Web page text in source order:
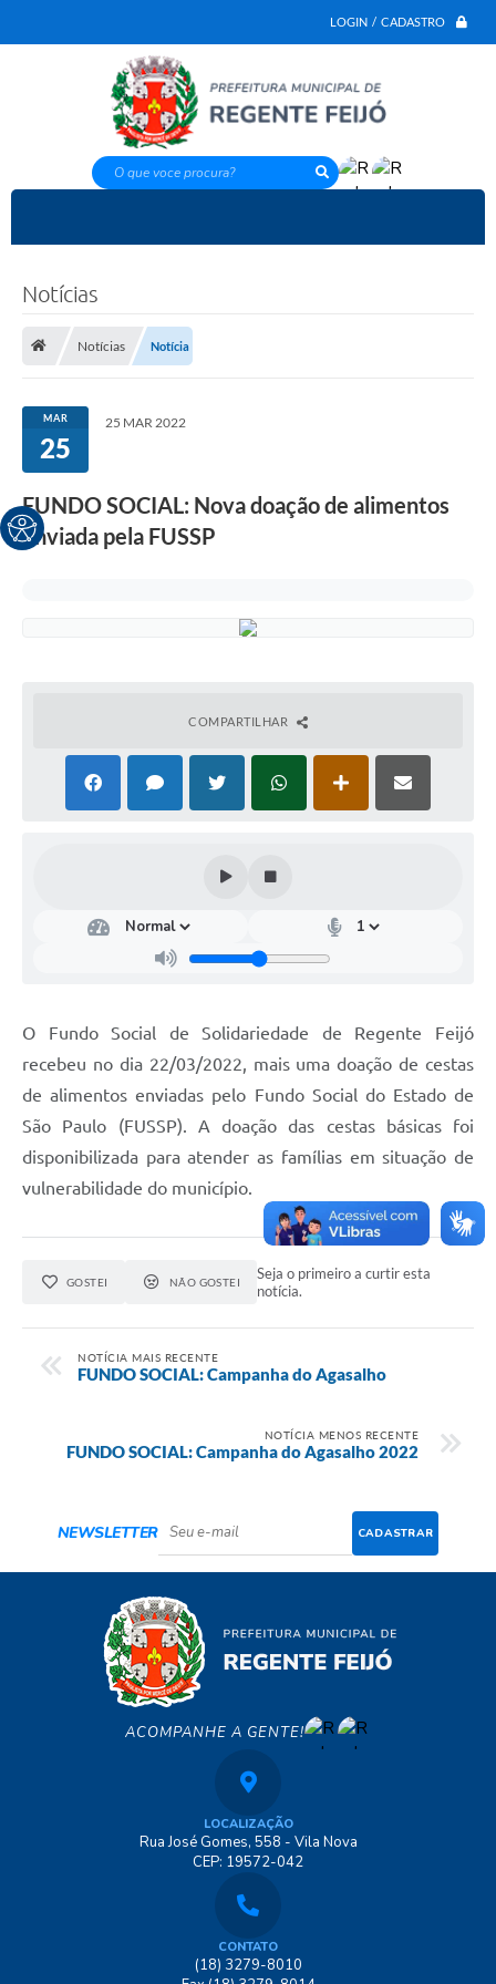
LOGIN / CADASTRO
O que voce procura?
Notícias
Notícias Notícia
MAR
25
25 MAR 2022
FUNDO SOCIAL: Nova doação de alimentos
enviada pela FUSSP
COMPARTILHAR
O Fundo Social de Solidariedade de Regente Feijó
recebeu no dia 22/03/2022, mais uma doação de cestas
de alimentos enviadas pelo Fundo Social do Estado de
São Paulo (FUSSP). A doação das cestas básicas foi
disponibilizada para atender as famílias em situação de
vulnerabilidade do município.
GOSTEI NÃO GOSTEI
Seja o primeiro a curtir esta
notícia.
NOTÍCIA MAIS RECENTE
FUNDO SOCIAL: Campanha do Agasalho
NOTÍCIA MENOS RECENTE
FUNDO SOCIAL: Campanha do Agasalho 2022
NEWSLETTER CADASTRAR
ACOMPANHE A GENTE!
LOCALIZAÇÃO
Rua José Gomes, 558 - Vila Nova
CEP: 19572-042
CONTATO
(18) 3279-8010